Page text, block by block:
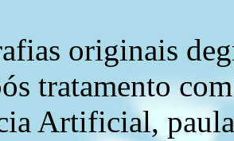
originais
tratamento
Artificial,